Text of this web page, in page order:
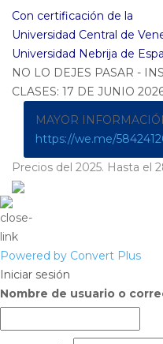
Con certificación de la
Universidad Central de
Universidad Nebrija de
NO LO DEJES PASAR -
CLASES: 17 DE JUNIO
MAYOR
https://we.me/
Precios del 2025. Hasta el
Powered by Convert Plus
Iniciar sesión
Nombre de usuario o